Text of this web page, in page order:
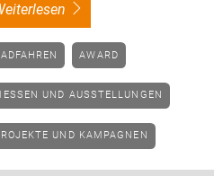
weiterlesen
RADFAHREN AWARD
MESSEN UND AUSSTELLUNGEN
PROJEKTE UND KAMPAGNEN